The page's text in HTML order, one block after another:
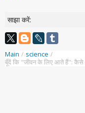
साझा करें:
Main / science /
बूँदें कि "जीवन के लिए आते हैं": कैसे